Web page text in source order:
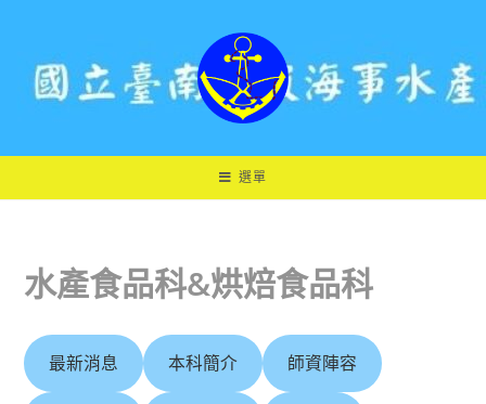
選單
水產食品科&烘焙食品科
最新消息 本科簡介 師資陣容